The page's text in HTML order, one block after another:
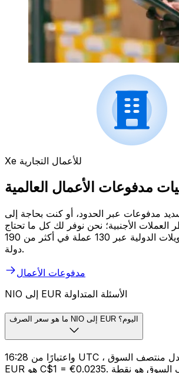
Xe للأعمال التجارية
مدفوعات الأعمال العالمية
مدفوعات عبر الحدود، أو كنت بحاجة إلى
العملات الأجنبية؛ نحن نوفر لك كل ما تحتاج
إليه. قم بجدولة التحويلات الدولية عبر 130 عملة في أكثر من 190
دولة.
مدفوعات الأعمال
NIO إلى EUR الأسئلة المتداولة
ما هو سعر الصرف NIO إلى EUR اليوم؟
واعتبارًا من 16:28 UTC ، فإن معدل منتصف السوق NIO إلى
EUR هو C$1 = €0.0235. سعر منتصف السوق هو نقطة